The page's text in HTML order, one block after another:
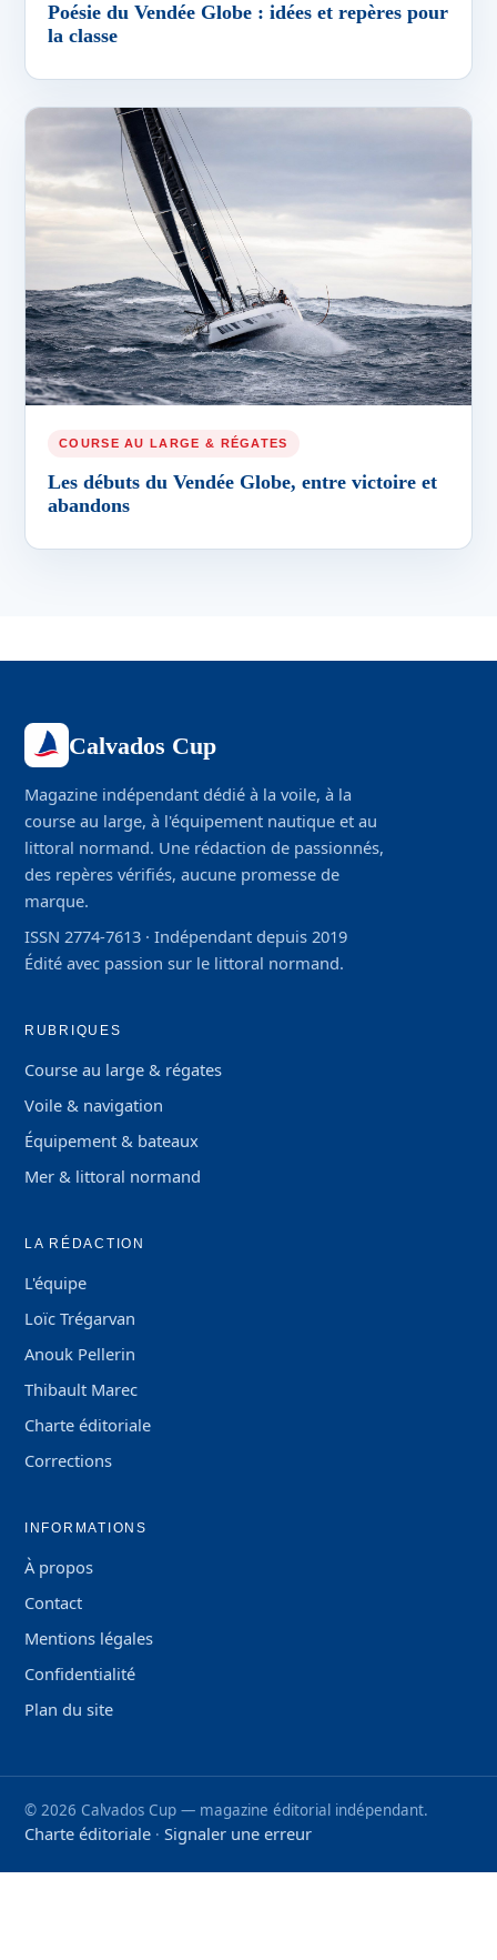
Poésie du Vendée Globe : idées et repères pour
la classe
COURSE AU LARGE & RÉGATES
Les débuts du Vendée Globe, entre victoire et
abandons
Calvados Cup
Magazine indépendant dédié à la voile, à la
course au large, à l'équipement nautique et au
littoral normand. Une rédaction de passionnés,
des repères vérifiés, aucune promesse de
marque.
ISSN 2774-7613 · Indépendant depuis 2019
Édité avec passion sur le littoral normand.
RUBRIQUES
Course au large & régates
Voile & navigation
Équipement & bateaux
Mer & littoral normand
LA RÉDACTION
L'équipe
Loïc Trégarvan
Anouk Pellerin
Thibault Marec
Charte éditoriale
Corrections
INFORMATIONS
À propos
Contact
Mentions légales
Confidentialité
Plan du site
© 2026 Calvados Cup — magazine éditorial indépendant.
Charte éditoriale · Signaler une erreur